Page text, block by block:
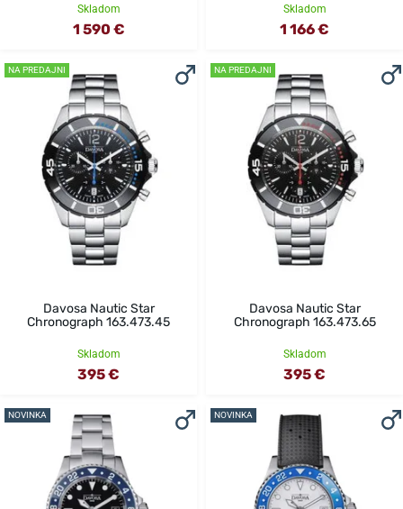
Skladom
1 590 €
Skladom
1 166 €
NA PREDAJNI
Davosa Nautic Star
Chronograph 163.473.45
Skladom
395 €
NA PREDAJNI
Davosa Nautic Star
Chronograph 163.473.65
Skladom
395 €
NOVINKA NOVINKA